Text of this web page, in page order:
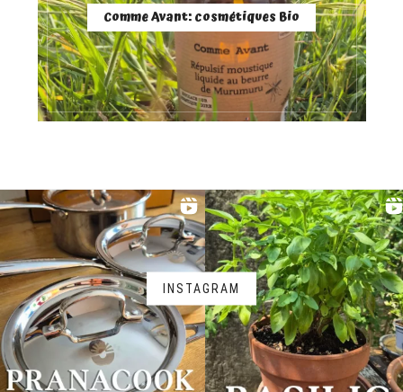
Comme Avant: cosmétiques Bio
INSTAGRAM